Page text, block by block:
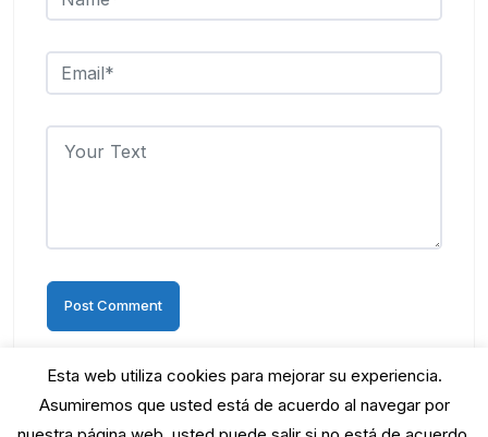
Esta web utiliza cookies para mejorar su experiencia.
Asumiremos que usted está de acuerdo al navegar por